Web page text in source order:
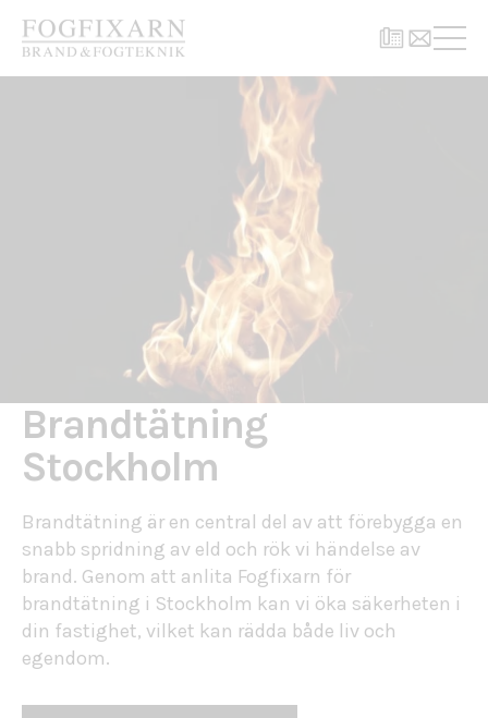
Brandtätning
Stockholm
Brandtätning är en central del av att förebygga en
snabb spridning av eld och rök vi händelse av
brand. Genom att anlita Fogfixarn för
brandtätning i Stockholm kan vi öka säkerheten i
din fastighet, vilket kan rädda både liv och
egendom.